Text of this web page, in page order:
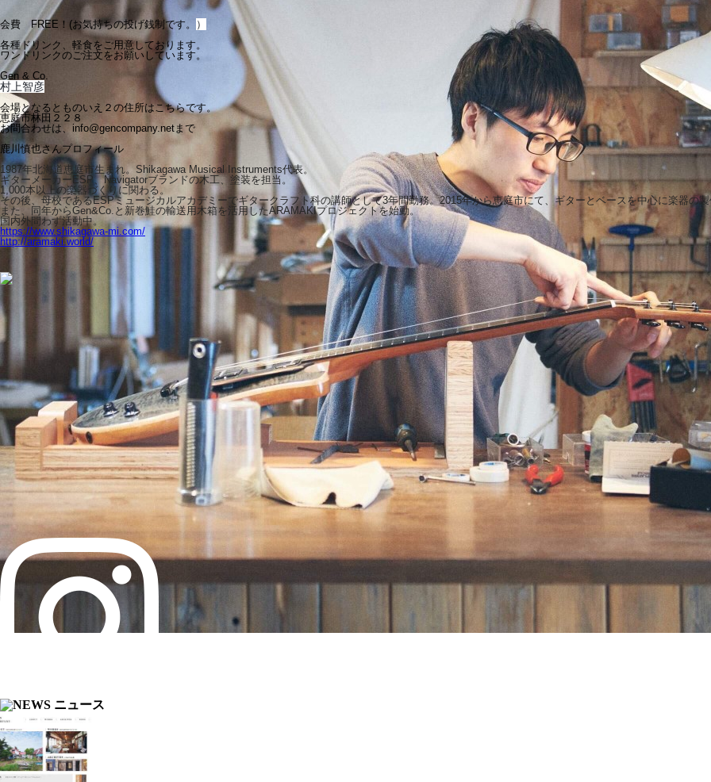
会費 FREE！(お気持ちの投げ銭制です。
）
各種ドリンク、軽食をご用意しております。
ワンドリンクのご注文をお願いしています。
Gen & Co.
村上智彦
会場となるとものいえ２の住所はこちらです。
恵庭市林田２２８
お問合わせは、info@gencompany.netまで
鹿川慎也さんプロフィール
1987年北海道恵庭市生まれ。Shikagawa Musical Instruments代表。
ギターメーカーESP、Navigatorブランドの木工、塗装を担当。
1,000本以上の楽器づくりに関わる。
その後、母校であるESPミュージカルアカデミーでギタークラフト科の講師として3年間勤務。2015年から恵庭市にて、ギターとベースを中心に楽器の製
また、同年からGen&Co.と新巻鮭の輸送用木箱を活用したARAMAKIプロジェクトを始動。
国内外問わず活動中。
https://www.shikagawa-mi.com/
http://aramaki.world/